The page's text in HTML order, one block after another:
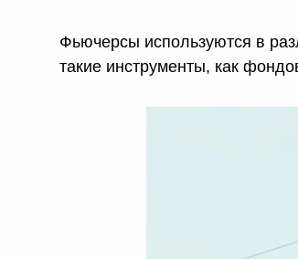
Фьючерсы используются в
такие инструменты, как